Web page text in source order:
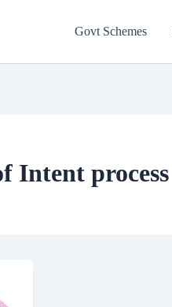
Govt Schemes
Intent process